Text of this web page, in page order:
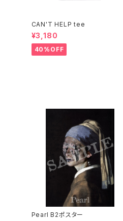
CAN'T HELP tee
¥3,180
40%OFF
Pearl B2ポスター